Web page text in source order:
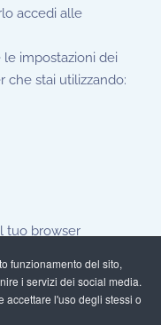
funzionamento del sito,
i servizi dei social media.
accettare l'uso degli stessi o
accedi alle
impostazioni dei
che stai utilizzando:
tuo browser
di base del sito.